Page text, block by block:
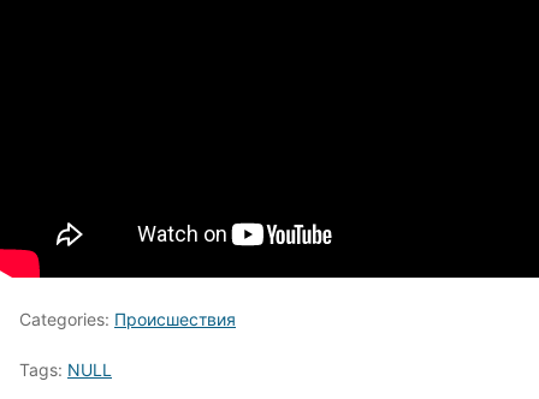
Categories: Происшествия
Tags: NULL